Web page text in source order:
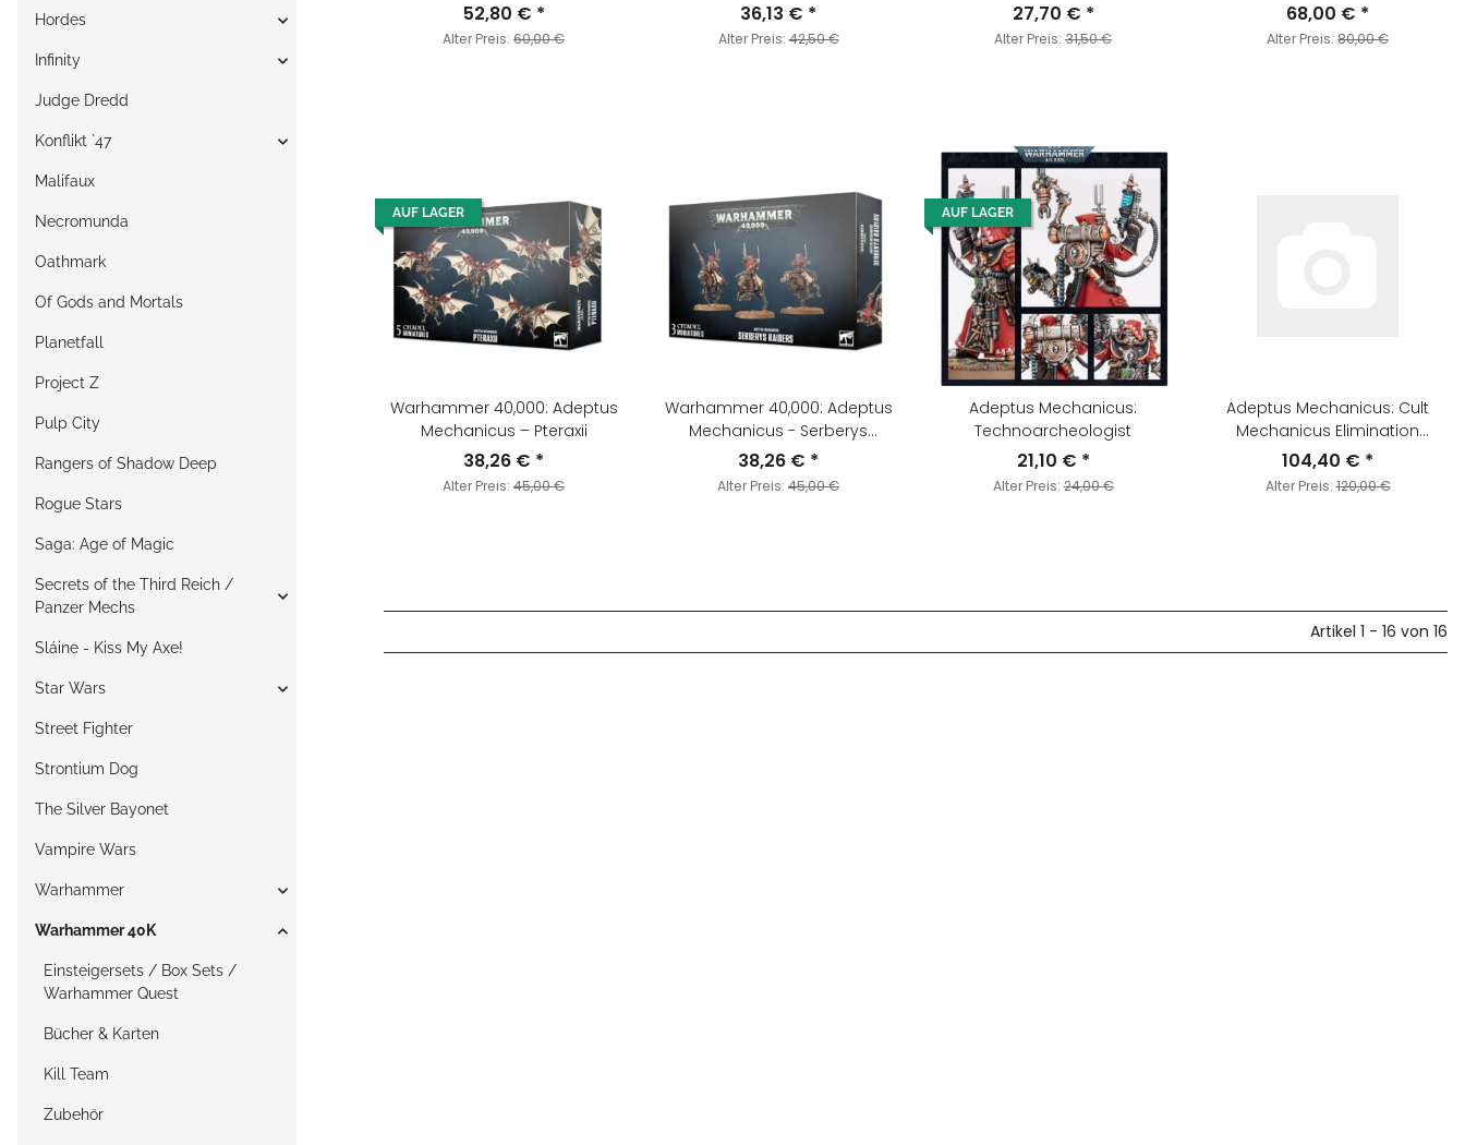
52,80 € *
Alter Preis: 60,00 €
36,13 € *
Alter Preis:42,50 €
27,70 € *
Alter Preis: 31,50 €
68,00 € *
Alter Preis: 80,00 €
AUF LAGER
Warhammer 40,000: Adeptus
Mechanicus – Pteraxii
38,26 € *
Alter Preis: 45,00 €
Warhammer 40,000: Adeptus
Mechanicus - Serberys
Raiders
38,26 € *
Alter Preis: 45,00 €
AUF LAGER
Adeptus Mechanicus:
Technoarcheologist
21,10 € *
Alter Preis:24,00 €
Adeptus Mechanicus: Cult
Mechanicus Elimination
Maniple
104,40 € *
Alter Preis:120,00 €
Artikel 1 - 16 von 16
Hordes
Infinity
Judge Dredd
Konflikt `47
Malifaux
Necromunda
Oathmark
Of Gods and Mortals
Planetfall
Project Z
Pulp City
Rangers of Shadow Deep
Rogue Stars
Saga: Age of Magic
Secrets of the Third Reich /
Panzer Mechs
Sláine - Kiss My Axe!
Star Wars
Street Fighter
Strontium Dog
The Silver Bayonet
Vampire Wars
Warhammer
Warhammer 40K
Einsteigersets / Box Sets /
Warhammer Quest
Bücher & Karten
Kill Team
Zubehör